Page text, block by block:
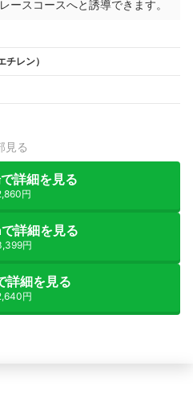
ースコースへと誘導できます。
チレン）
見る
詳細を見る
円
詳細を見る
円
詳細を見る
円